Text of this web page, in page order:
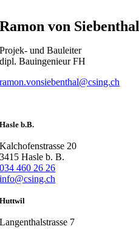
Ramon von Siebenthal
Projek- und Bauleiter
dipl. Bauingenieur FH
ramon.vonsiebenthal@csing.ch
Hasle b.B.
Kalchofenstrasse 20
3415 Hasle b. B.
034 460 26 26
info@csing.ch
Huttwil
Langenthalstrasse 7